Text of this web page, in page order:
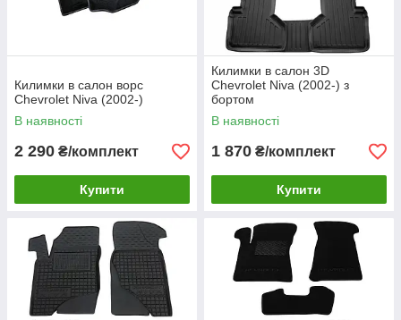
Килимки в салон ворс
Chevrolet Niva (2002-)
В наявності
2 290 ₴/комплект
Купити
Килимки в салон 3D
Chevrolet Niva (2002-) з
бортом
В наявності
1 870 ₴/комплект
Купити